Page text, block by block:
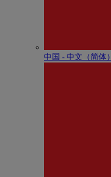
中国 - 中⽂（简体）